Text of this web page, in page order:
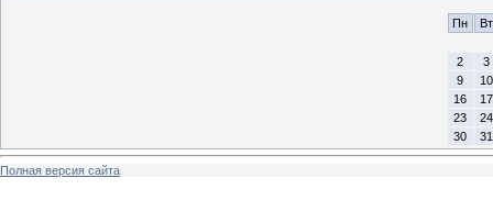
Пн Вт
2
3
9
10
16
17
23
24
30
31
Полная версия сайта